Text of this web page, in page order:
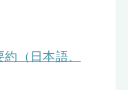
（日本語、